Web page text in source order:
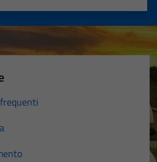
su 5
su 5
5